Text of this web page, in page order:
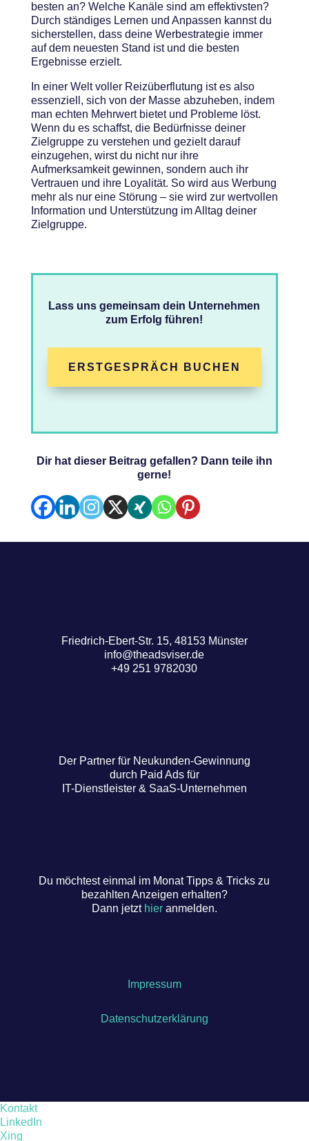
besten an? Welche Kanäle sind am effektivsten?
Durch ständiges Lernen und Anpassen kannst du
sicherstellen, dass deine Werbestrategie immer
auf dem neuesten Stand ist und die besten
Ergebnisse erzielt.
In einer Welt voller Reizüberflutung ist es also
essenziell, sich von der Masse abzuheben, indem
man echten Mehrwert bietet und Probleme löst.
Wenn du es schaffst, die Bedürfnisse deiner
Zielgruppe zu verstehen und gezielt darauf
einzugehen, wirst du nicht nur ihre
Aufmerksamkeit gewinnen, sondern auch ihr
Vertrauen und ihre Loyalität. So wird aus Werbung
mehr als nur eine Störung – sie wird zur wertvollen
Information und Unterstützung im Alltag deiner
Zielgruppe.
Lass uns gemeinsam dein Unternehmen
zum Erfolg führen!
ERSTGESPRÄCH BUCHEN
Dir hat dieser Beitrag gefallen? Dann teile ihn
gerne!
Friedrich-Ebert-Str. 15, 48153 Münster
info@theadsviser.de
+49 251 9782030
Der Partner für Neukunden-Gewinnung
durch Paid Ads für
IT-Dienstleister & SaaS-Unternehmen
Du möchtest einmal im Monat Tipps & Tricks zu
bezahlten Anzeigen erhalten?
Dann jetzt hieranmelden.
Impressum
Datenschutzerklärung
Kontakt
LinkedIn
Xing